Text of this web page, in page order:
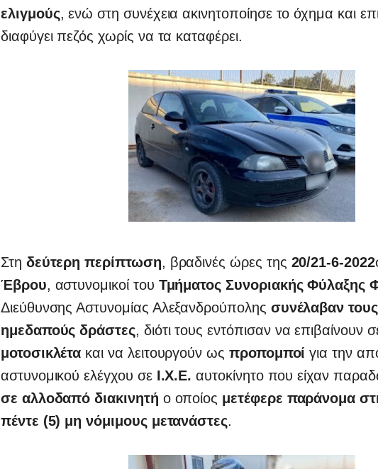
ελιγμούς, ενώ στη συνέχεια ακινητοποίησε το όχημα και
διαφύγει πεζός χωρίς να τα καταφέρει.
Στη δεύτερη περίπτωση, βραδινές ώρες της 20/21-6-2022
Έβρου, αστυνομικοί του Τμήματος Συνοριακής Φύλαξης
Διεύθυνσης Αστυνομίας Αλεξανδρούπολης συνέλαβαν
ημεδαπούς δράστες, διότι τους εντόπισαν να επιβαίνουν
μοτοσικλέτα και να λειτουργούν ως προπομποίγια την
αστυνομικού ελέγχου σε Ι.Χ.Ε.αυτοκίνητο που είχαν
σε αλλοδαπό διακινητή ο οποίος μετέφερε παράνομα
πέντε (5) μη νόμιμους μετανάστες.